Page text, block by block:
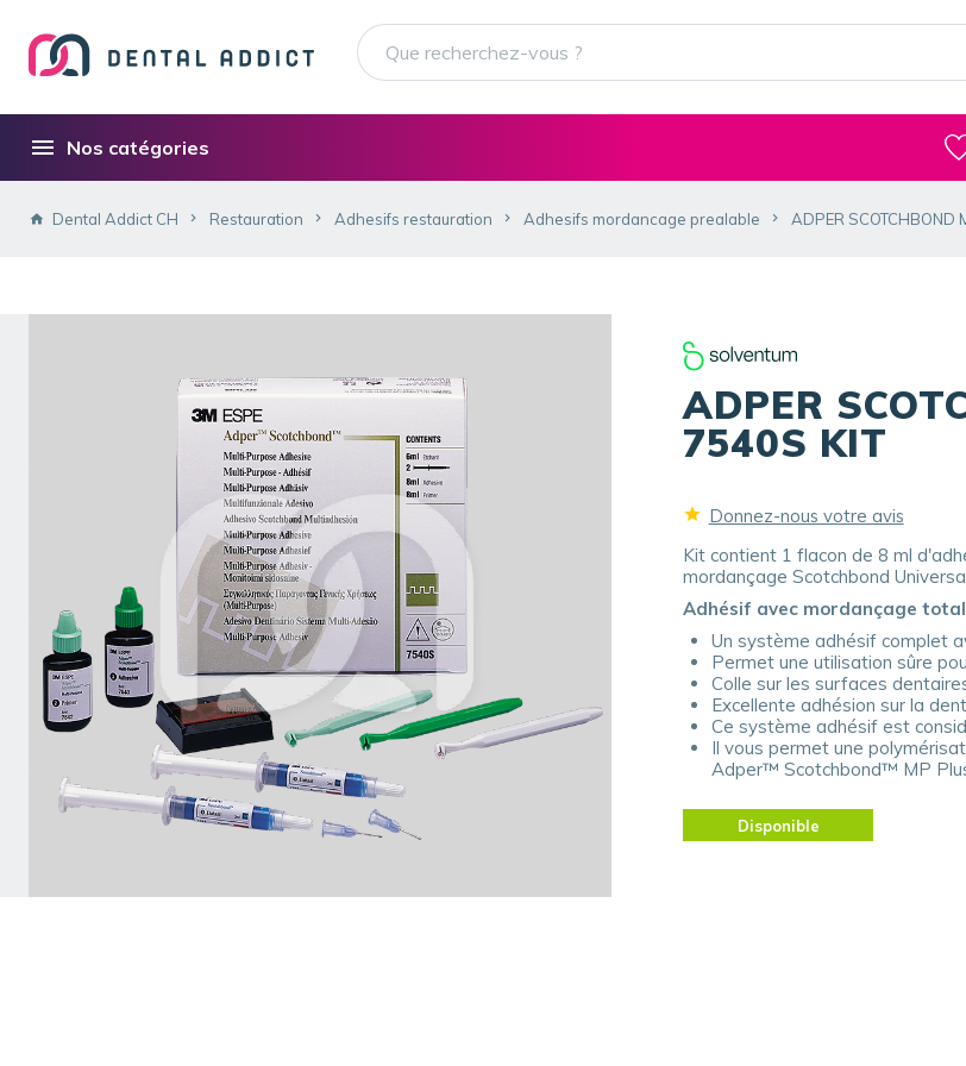
Nos catégories
Dental Addict CH Restauration Adhesifs restauration Adhesifs mordancage prealable ADPER SCOTCHBOND
ADPER
7540S KIT
Donnez-nous votre avis
Kit contient 1 flacon de 8 ml
mordançage Scotchbond
Adhésif avec mordançage
Un système adhésif complet
Permet une utilisation sûre
Colle sur les surfaces
Excellente adhésion sur la
Ce système adhésif est
Il vous permet une
Adper™ Scotchbond™ MP
Disponible